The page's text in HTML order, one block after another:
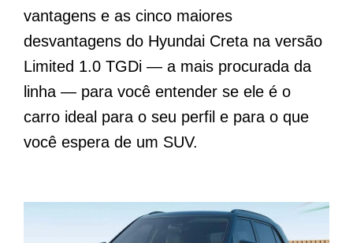
vantagens e as cinco maiores
desvantagens do Hyundai Creta na versão
Limited 1.0 TGDi — a mais procurada da
linha — para você entender se ele é o
carro ideal para o seu perfil e para o que
você espera de um SUV.